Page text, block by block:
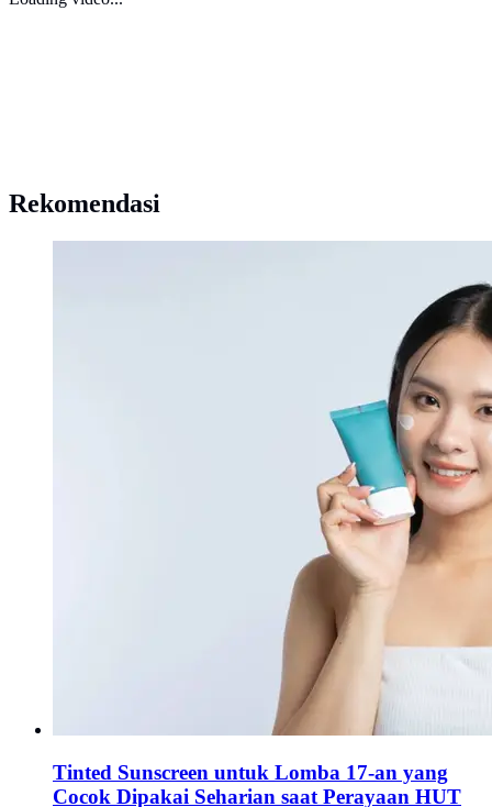
Rekomendasi
Tinted Sunscreen untuk Lomba 17-an yang
Cocok Dipakai Seharian saat Perayaan HUT